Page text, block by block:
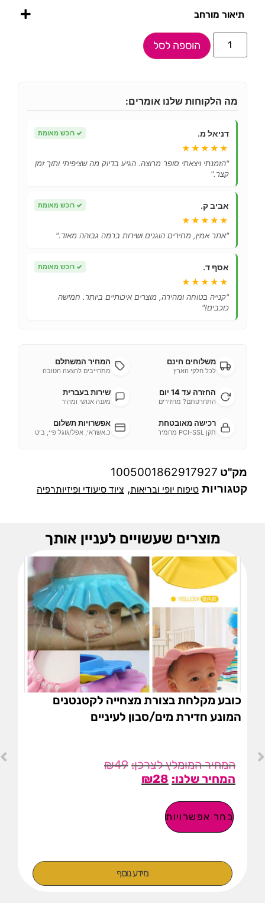
תיאור מורחב
הוספה לסל
מה הלקוחות שלנו אומרים:
דניאל מ. ✓ רוכש מאומת
★★★★★
"הזמנתי ויצאתי סופר מרוצה. הגיע בדיוק מה שציפיתי ותוך זמן
קצר."
אביב ק. ✓ רוכש מאומת
★★★★★
"אתר אמין, מחירים הוגנים ושירות ברמה גבוהה מאוד."
אסף ד. ✓ רוכש מאומת
★★★★★
"קנייה בטוחה ומהירה, מוצרים איכותיים ביותר. חמישה
כוכבים!"
משלוחים חינם
לכל חלקי הארץ
המחיר המשתלם
מתחייבים להצעה הטובה
החזרה עד 14 יום
התחרטתם? מחזירים
שירות בעברית
מענה אנושי ומהיר
רכישה מאובטחת
תקן PCI-SSL מחמיר
אפשרויות תשלום
כ.אשראי, אפל/גוגל פיי, ביט
מק"ט 1005001862917927
קטגוריות טיפוח יופי ובריאות, ציוד סיעודי ופיזיותרפיה
מוצרים שעשויים לעניין אותך
כובע מקלחת בצורת מצחייה לקטנטנים
המונע חדירת מים/סבון לעיניים
₪49
₪28
בחר אפשרויות
מידע נוסף